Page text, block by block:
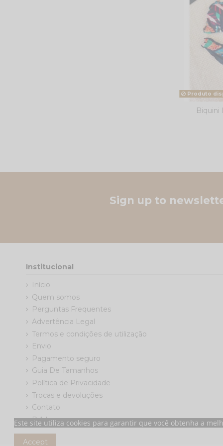
Produto
Biquini
Sign up to
Institucional
Início
Quem somos
Perguntas Frequentes
Advertência Legal
Termos e condições de utilização
Envio
Pagamento seguro
Guia De Tamanhos
Política de Privacidade
Trocas e devoluções
Contato
R.A.L
Este site utiliza cookies para garantir que você obtenha a
Accept